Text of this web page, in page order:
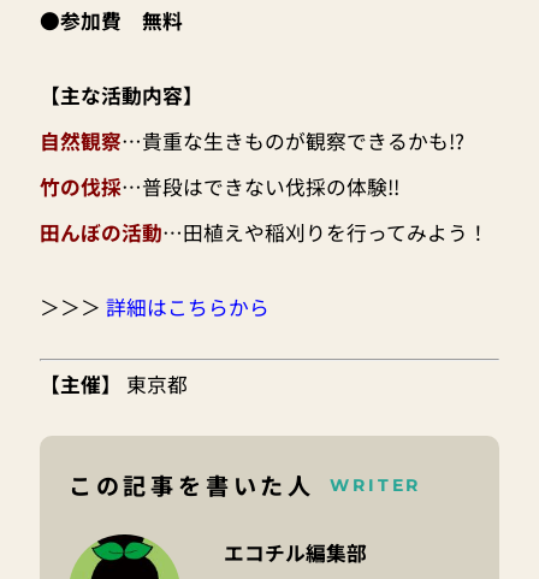
●参加費 無料
【主な活動内容】
自然観察…貴重な生きものが観察できるかも!?
竹の伐採…普段はできない伐採の体験!!
田んぼの活動…田植えや稲刈りを行ってみよう！
＞＞＞ 詳細はこちらから
【主催】 東京都
この記事を書いた人 WRITER
エコチル編集部